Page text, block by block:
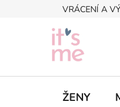
VRÁCENÍ A
ŽENY